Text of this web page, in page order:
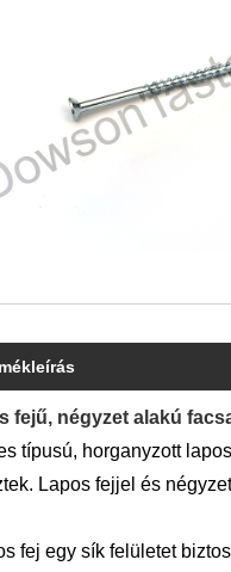
fejű, négyzet alakú
típusú, horganyzott
Lapos fejjel és
fej egy sík felületet